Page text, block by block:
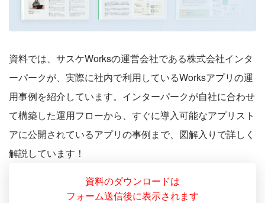
資料では、サスケWorksの運営会社である株式会社インタ
ーパークが、実際に社内で利用しているWorksアプリの運
用事例を紹介しています。インターパークが自社に合わせ
て構築した運用フローから、すぐに導入可能なアプリスト
アに公開されているアプリの事例まで、図解入りで詳しく
解説しています！
資料のダウンロードは
フォーム送信後に表示されます